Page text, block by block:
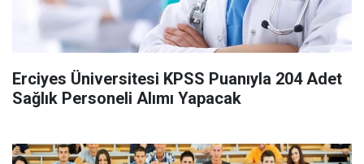
Erciyes Üniversitesi KPSS Puanıyla 204 Adet
Sağlık Personeli Alımı Yapacak